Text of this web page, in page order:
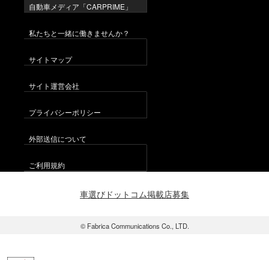
自動車メディア「CARPRIME」
私たちと一緒に働きませんか？
サイトマップ
サイト運営会社
プライバシーポリシー
外部送信について
ご利用規約
車選びドットコム掲載店募集
© Fabrica Communications Co., LTD.